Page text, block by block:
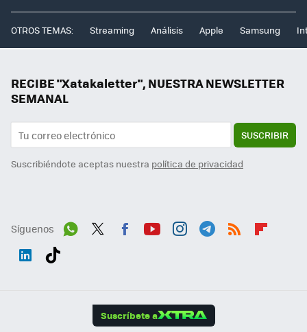
OTROS TEMAS: Streaming Análisis Apple Samsung
RECIBE "Xatakaletter", NUESTRA NEWSLETTER
SEMANAL
SUSCRIBIR
Suscribiéndote aceptas nuestra política de privacidad
Síguenos
Suscríbete a